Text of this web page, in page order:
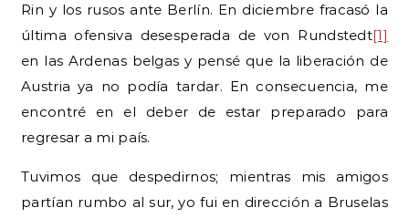
Rin y los rusos ante Berlín. En diciembre fracasó la
última ofensiva desesperada de von Rundstedt[1]
en las Ardenas belgas y pensé que la liberación de
Austria ya no podía tardar. En consecuencia, me
encontré en el deber de estar preparado para
regresar a mi país.
Tuvimos que despedirnos; mientras mis amigos
partían rumbo al sur, yo fui en dirección a Bruselas